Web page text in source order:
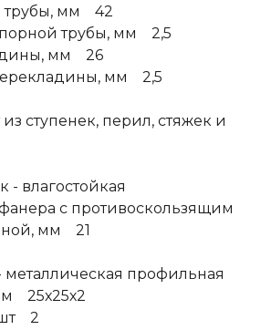
трубы, мм 42
трубы, мм 2,5
мм 26
мм 2,5
ступенек, перил, стяжек и
- влагостойкая
с противоскользящим
мм 21
металлическая профильная
25х25х2
шт 2